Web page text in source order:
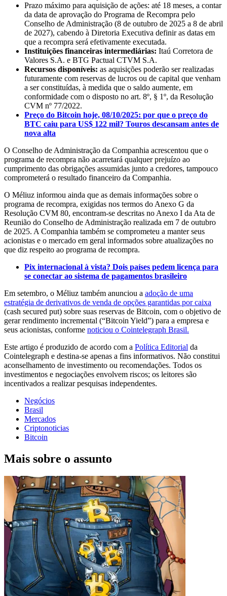
Prazo máximo para aquisição de ações: até 18 meses, a contar
da data de aprovação do Programa de Recompra pelo
Conselho de Administração (8 de outubro de 2025 a 8 de abril
de 2027), cabendo à Diretoria Executiva definir as datas em
que a recompra será efetivamente executada.
Instituições financeiras intermediárias: Itaú Corretora de
Valores S.A. e BTG Pactual CTVM S.A.
Recursos disponíveis: as aquisições poderão ser realizadas
futuramente com reservas de lucros ou de capital que venham
a ser constituídas, à medida que o saldo aumente, em
conformidade com o disposto no art. 8º, § 1º, da Resolução
CVM nº 77/2022.
Preço do Bitcoin hoje, 08/10/2025: por que o preço do
BTC caiu para US$ 122 mil? Touros descansam antes de
nova alta
O Conselho de Administração da Companhia acrescentou que o
programa de recompra não acarretará qualquer prejuízo ao
cumprimento das obrigações assumidas junto a credores, tampouco
comprometerá o resultado financeiro da Companhia.
O Méliuz informou ainda que as demais informações sobre o
programa de recompra, exigidas nos termos do Anexo G da
Resolução CVM 80, encontram-se descritas no Anexo I da Ata de
Reunião do Conselho de Administração realizada em 7 de outubro
de 2025. A Companhia também se comprometeu a manter seus
acionistas e o mercado em geral informados sobre atualizações no
que diz respeito ao programa de recompra.
Pix internacional à vista? Dois países pedem licença para
se conectar ao sistema de pagamentos brasileiro
Em setembro, o Méliuz também anunciou a adoção de uma
estratégia de derivativos de venda de opções garantidas por caixa
(cash secured put) sobre suas reservas de Bitcoin, com o objetivo de
gerar rendimento incremental (“Bitcoin Yield”) para a empresa e
seus acionistas, conforme noticiou o Cointelegraph Brasil.
Este artigo é produzido de acordo com a Política Editorial da
Cointelegraph e destina-se apenas a fins informativos. Não constitui
aconselhamento de investimento ou recomendações. Todos os
investimentos e negociações envolvem riscos; os leitores são
incentivados a realizar pesquisas independentes.
Negócios
Brasil
Mercados
Criptonoticias
Bitcoin
Mais sobre o assunto